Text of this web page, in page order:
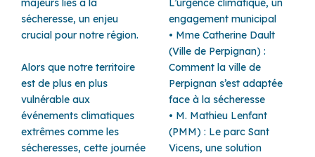
majeurs liés à la
sécheresse, un enjeu
crucial pour notre région.
Alors que notre territoire
est de plus en plus
vulnérable aux
événements climatiques
extrêmes comme les
sécheresses, cette journée
L’urgence climatique, un
engagement municipal
• Mme Catherine Dault
(Ville de Perpignan) :
Comment la ville de
Perpignan s’est adaptée
face à la sécheresse
• M. Mathieu Lenfant
(PMM) : Le parc Sant
Vicens, une solution